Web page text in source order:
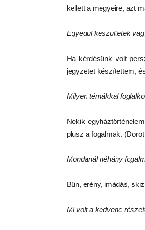
kellett a megyeire, azt
Egyedül készültetek
Ha kérdésünk volt
jegyzetet készítettem,
Milyen témákkal
Nekik
plusz a fogalmak.
Mondanál néhány
Bűn, erény, imádás,
Mi volt a kedvenc